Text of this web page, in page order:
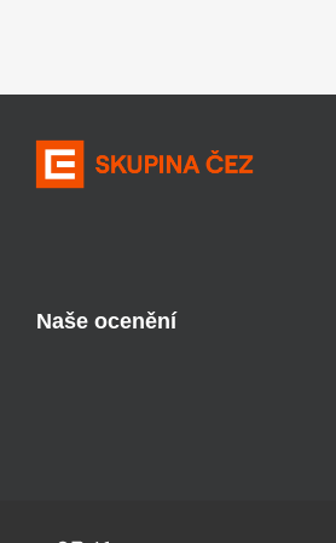
Naše ocenění